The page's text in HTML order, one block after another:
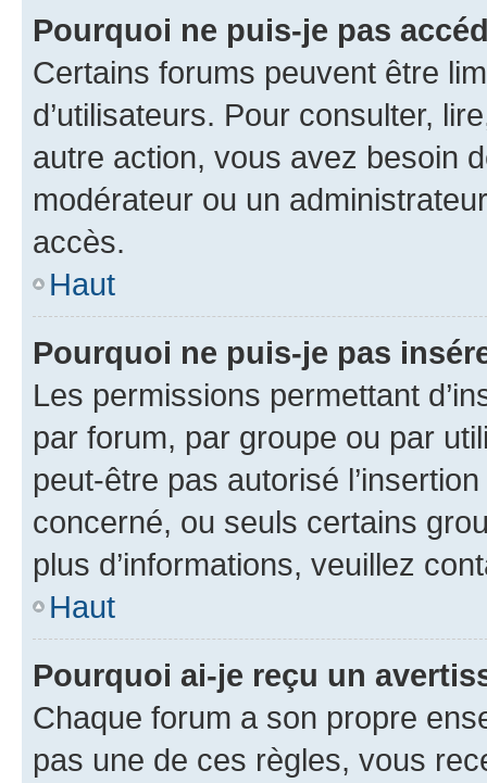
Pourquoi ne puis-je pas
Certains forums peuvent être
d’utilisateurs. Pour consulter,
autre action, vous avez besoin
modérateur ou un
accès.
Haut
Pourquoi ne puis-je pas
Les permissions permettant
par forum, par groupe ou par
peut-être pas autorisé
concerné, ou seuls certains
plus d’informations, veuillez
Haut
Pourquoi ai-je reçu un
Chaque forum a son propre
pas une de ces règles, vous